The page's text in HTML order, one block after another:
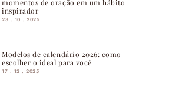
momentos de oração em um hábito
inspirador
23 . 10 . 2025
Modelos de calendário 2026: como
escolher o ideal para você
17 . 12 . 2025